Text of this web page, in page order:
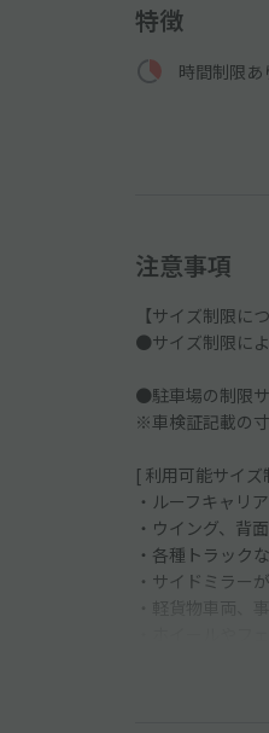
特徴
時間制限あ
注意事項
【サイズ制限に
●サイズ制限に
●駐車場の制限
※車検証記載の
[ 利用可能サイ
・ルーフキャリ
・ウイング、背
・各種トラック
・サイドミラー
・軽貨物車両、
・ホイールやフ
※高さのサイズ
※外国車・スポ